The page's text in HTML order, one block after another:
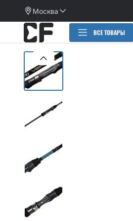
Москва
ВСЕ ТОВАРЫ
РАСПРОДАЖА
СПИННИНГИ
Arion
Категории
НАБОРЫ ПРИМАНОК И КРЮЧКОВ
КАТУШКИ
ПЛЕТЕНЫЕ ШНУРЫ, ФЛЮОРОКАРБОН
КРЮЧКИ